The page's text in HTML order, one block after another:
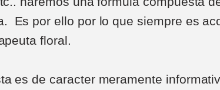
Es por ello por lo que siempre es
floral.
es de caracter meramente